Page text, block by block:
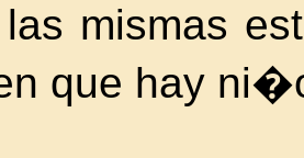
mismas
que hay